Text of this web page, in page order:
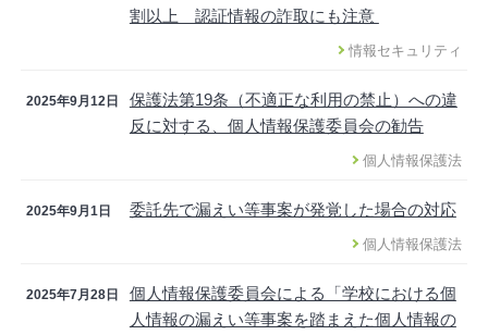
割以上 認証情報の詐取にも注意
情報セキュリティ
2025年9月12日
保護法第19条（不適正な利用の禁止）への違
反に対する、個人情報保護委員会の勧告
個人情報保護法
2025年9月1日 委託先で漏えい等事案が発覚した場合の対応
個人情報保護法
2025年7月28日
個人情報保護委員会による「学校における個
人情報の漏えい等事案を踏まえた個人情報の